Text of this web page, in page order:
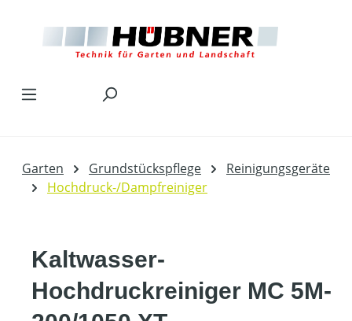
Garten Grundstückspflege
Reinigungsgeräte
Hochdruck-/Dampfreiniger
Kaltwasser-
Hochdruckreiniger MC 5M-